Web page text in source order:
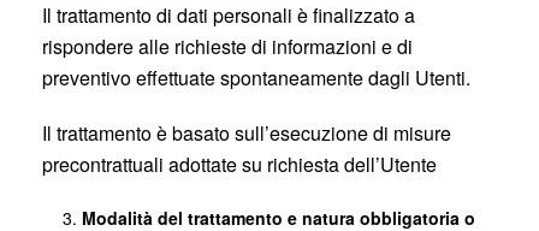
Il trattamento di dati personali è finalizzato a
rispondere alle richieste di informazioni e di
preventivo effettuate spontaneamente dagli Utenti.
Il trattamento è basato sull’esecuzione di misure
precontrattuali adottate su richiesta dell’Utente
Modalità del trattamento e natura obbligatoria o